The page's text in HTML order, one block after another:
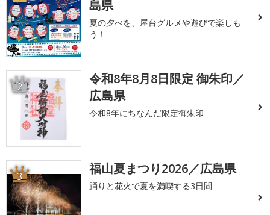
島県
夏の夕べを、屋台グルメや遊びで楽しも
う！
2
令和8年8月8日限定 御朱印／
広島県
令和8年にちなんだ限定御朱印
3 福山夏まつり2026／広島県
踊りと花火で夏を満喫する3日間